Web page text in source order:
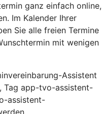
ganz einfach online,
Im Kalender Ihrer
Sie alle freien Termine
mit wenigen
Assistent
Tag app-tvo-assistent-
assistent-